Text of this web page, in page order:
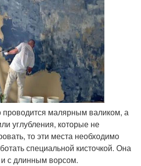
проводится малярным валиком, а
углубления, которые не
то эти места необходимо
специальной кисточкой. Она
с длинным ворсом.